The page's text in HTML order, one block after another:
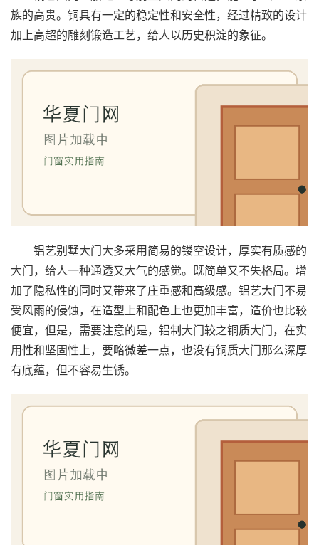
门
室
门
卫
生
间
门
庭
族的高贵。铜具有一定的稳定性和安全性，经过精致的设计
加上高超的雕刻锻造工艺，给人以历史积淀的象征。
铝艺别墅大门大多采用简易的镂空设计，厚实有质感的
大门，给人一种通透又大气的感觉。既简单又不失格局。增
加了隐私性的同时又带来了庄重感和高级感。铝艺大门不易
受风雨的侵蚀，在造型上和配色上也更加丰富，造价也比较
便宜，但是，需要注意的是，铝制大门较之铜质大门，在实
用性和坚固性上，要略微差一点，也没有铜质大门那么深厚
有底蕴，但不容易生锈。